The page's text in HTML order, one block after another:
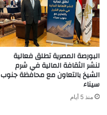
البورصة المصرية تطلق فعالية
لنشر الثقافة المالية في شرم
الشيخ بالتعاون مع محافظة جنوب
سيناء
منذ 5 أيام